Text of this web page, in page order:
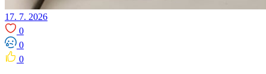
17. 7. 2026
0
0
0